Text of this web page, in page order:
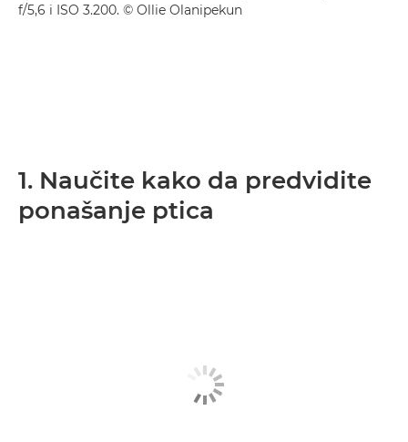
f/5,6 i ISO 3.200. © Ollie Olanipekun
1. Naučite kako da predvidite
ponašanje ptica